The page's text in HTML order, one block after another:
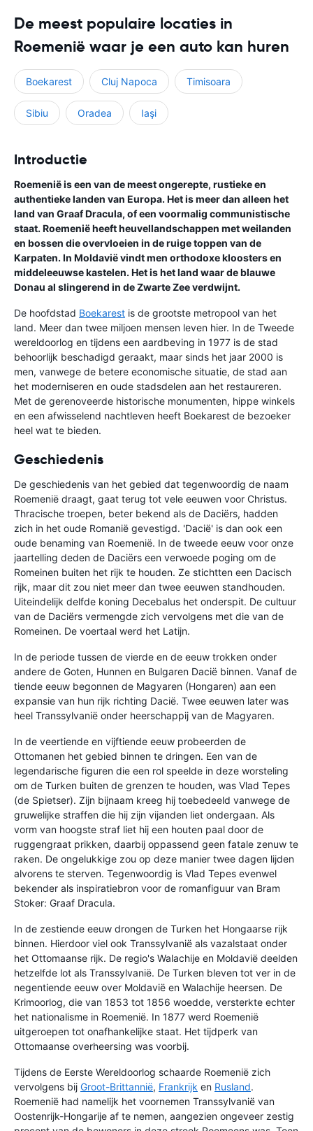
De meest populaire locaties in
Roemenië waar je een auto kan huren
Boekarest Cluj Napoca Timisoara
Sibiu Oradea Iaşi
Introductie
Roemenië is een van de meest ongerepte, rustieke en
authentieke landen van Europa. Het is meer dan alleen het
land van Graaf Dracula, of een voormalig communistische
staat. Roemenië heeft heuvellandschappen met weilanden
en bossen die overvloeien in de ruige toppen van de
Karpaten. In Moldavië vindt men orthodoxe kloosters en
middeleeuwse kastelen. Het is het land waar de blauwe
Donau al slingerend in de Zwarte Zee verdwijnt.
De hoofdstad Boekarest is de grootste metropool van het
land. Meer dan twee miljoen mensen leven hier. In de Tweede
wereldoorlog en tijdens een aardbeving in 1977 is de stad
behoorlijk beschadigd geraakt, maar sinds het jaar 2000 is
men, vanwege de betere economische situatie, de stad aan
het moderniseren en oude stadsdelen aan het restaureren.
Met de gerenoveerde historische monumenten, hippe winkels
en een afwisselend nachtleven heeft Boekarest de bezoeker
heel wat te bieden.
Geschiedenis
De geschiedenis van het gebied dat tegenwoordig de naam
Roemenië draagt, gaat terug tot vele eeuwen voor Christus.
Thracische troepen, beter bekend als de Daciërs, hadden
zich in het oude Romanië gevestigd. 'Dacië' is dan ook een
oude benaming van Roemenië. In de tweede eeuw voor onze
jaartelling deden de Daciërs een verwoede poging om de
Romeinen buiten het rijk te houden. Ze stichtten een Dacisch
rijk, maar dit zou niet meer dan twee eeuwen standhouden.
Uiteindelijk delfde koning Decebalus het onderspit. De cultuur
van de Daciërs vermengde zich vervolgens met die van de
Romeinen. De voertaal werd het Latijn.
In de periode tussen de vierde en de eeuw trokken onder
andere de Goten, Hunnen en Bulgaren Dacië binnen. Vanaf de
tiende eeuw begonnen de Magyaren (Hongaren) aan een
expansie van hun rijk richting Dacië. Twee eeuwen later was
heel Transsylvanië onder heerschappij van de Magyaren.
In de veertiende en vijftiende eeuw probeerden de
Ottomanen het gebied binnen te dringen. Een van de
legendarische figuren die een rol speelde in deze worsteling
om de Turken buiten de grenzen te houden, was Vlad Tepes
(de Spietser). Zijn bijnaam kreeg hij toebedeeld vanwege de
gruwelijke straffen die hij zijn vijanden liet ondergaan. Als
vorm van hoogste straf liet hij een houten paal door de
ruggengraat prikken, daarbij oppassend geen fatale zenuw te
raken. De ongelukkige zou op deze manier twee dagen lijden
alvorens te sterven. Tegenwoordig is Vlad Tepes evenwel
bekender als inspiratiebron voor de romanfiguur van Bram
Stoker: Graaf Dracula.
In de zestiende eeuw drongen de Turken het Hongaarse rijk
binnen. Hierdoor viel ook Transsylvanië als vazalstaat onder
het Ottomaanse rijk. De regio's Walachije en Moldavië deelden
hetzelfde lot als Transsylvanië. De Turken bleven tot ver in de
negentiende eeuw over Moldavië en Walachije heersen. De
Krimoorlog, die van 1853 tot 1856 woedde, versterkte echter
het nationalisme in Roemenië. In 1877 werd Roemenië
uitgeroepen tot onafhankelijke staat. Het tijdperk van
Ottomaanse overheersing was voorbij.
Tijdens de Eerste Wereldoorlog schaarde Roemenië zich
vervolgens bij Groot-Brittannië, Frankrijk en Rusland.
Roemenië had namelijk het voornemen Transsylvanië van
Oostenrijk-Hongarije af te nemen, aangezien ongeveer zestig